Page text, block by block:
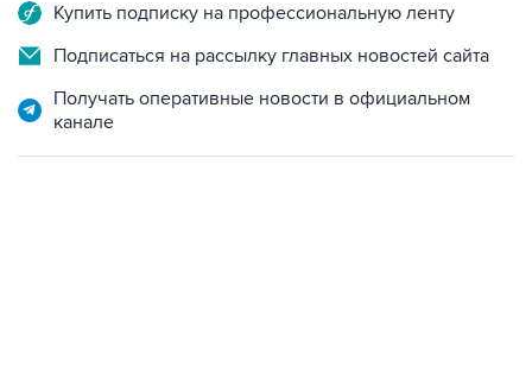
Купить подписку на профессиональную ленту
Подписаться на рассылку главных новостей сайта
Получать оперативные новости в официальном
канале